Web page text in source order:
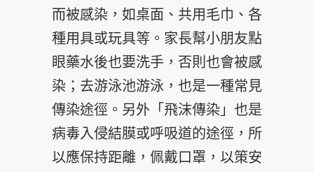
而被感染，如桌面、共用毛巾、各
種用具或玩具等。家長幫小朋友點
眼藥水後也要洗手，否則也會被感
染；去游泳池游泳，也是一種常見
傳染途徑。另外「飛沫傳染」也是
病毒入侵結膜或呼吸道的途徑，所
以應保持距離，佩戴口罩，以策安